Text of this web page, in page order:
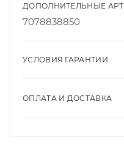
ДОПОЛНИТЕЛЬНЫЕ
7078838850
УСЛОВИЯ ГАРАНТИИ
ОПЛАТА И ДОСТАВКА